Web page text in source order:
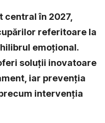
central în 2027,
referitoare la
emoțional.
soluții inovatoare
iar prevenția
intervenția